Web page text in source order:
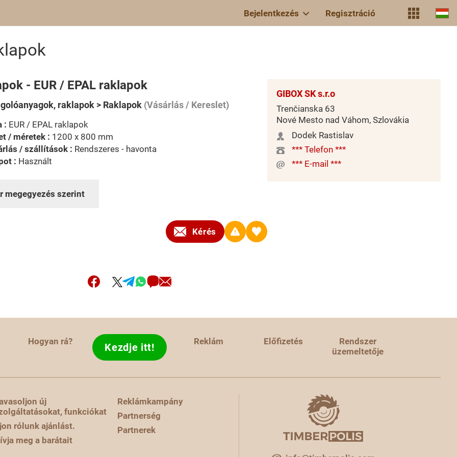
Bejelentkezés Regisztráció
- EUR / EPAL raklapok
raklapok > Raklapok (Vásárlás / Kereslet)
: EUR / EPAL raklapok
/ méretek : 1200 x 800 mm
/ szállítások : Rendszeres - havonta
: Használt
megegyezés szerint
Kérés
GIBOX SK s.r.o
Trenčianska 63
Nové Mesto nad Váhom, Szlovákia
Dodek Rastislav
*** Telefon ***
*** E-mail ***
Hogyan rá? Kezdje itt! Reklám Előfizetés
Rendszer
üzemeltetője
új
funkciókat
rólunk ajánlást.
meg a barátait
Reklámkampány
Partnerség
Partnerek